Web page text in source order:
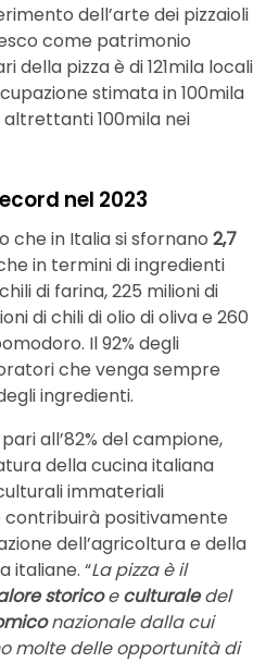
dell’arte dei pizzaioli
come patrimonio
della pizza è di 121mila locali
stimata in 100mila
100mila nei
nel 2023
che in Italia si sfornano 2,7
in termini di ingredienti
di farina, 225 milioni di
di chili di olio di oliva e 260
Il 92% degli
che venga sempre
ingredienti.
all’82% del campione,
della cucina italiana
immateriali
contribuirà positivamente
dell’agricoltura e della
italiane. “La pizza è il
storicoeculturaledel
nazionale dalla cui
molte delle opportunità di